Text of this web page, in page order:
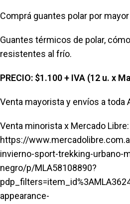
Comprá guantes polar por mayor
Guantes térmicos de polar,
resistentes al frío.
PRECIO: $1.100 + IVA (12 u. x
Venta mayorista y envíos a toda
Venta minorista x Mercado Libre:
https://
invierno-sport-trekking-urbano-
negro/p/MLA58108890?
appearance-